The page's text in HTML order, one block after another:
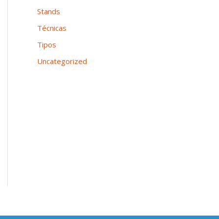
Stands
Técnicas
Tipos
Uncategorized